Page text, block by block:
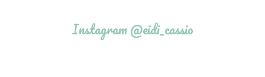
Instagram @eidi_cassio